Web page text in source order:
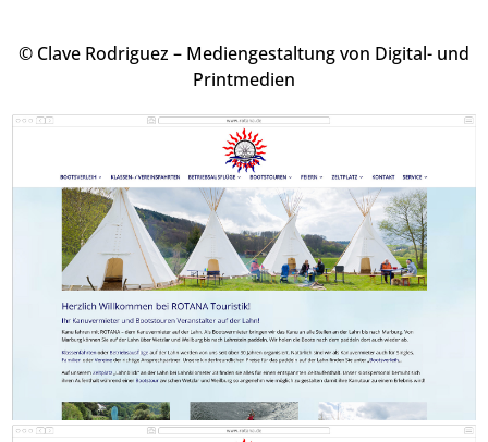
© Clave Rodriguez – Mediengestaltung von Digital- und
Printmedien